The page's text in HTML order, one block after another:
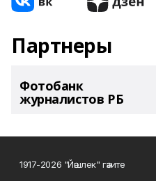
Партнеры
Фотобанк
журналистов РБ
1917-2026 "Йәшлек" гәзите